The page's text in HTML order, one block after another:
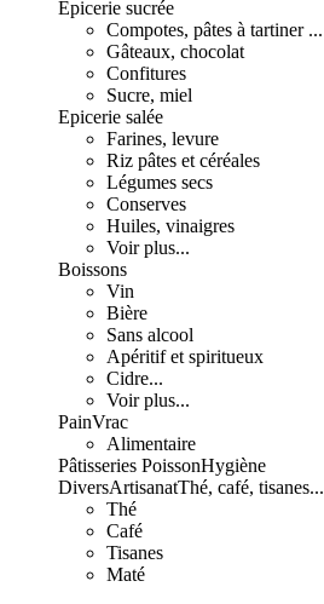
Epicerie sucrée
Compotes, pâtes à tartiner ...
Gâteaux, chocolat
Confitures
Sucre, miel
Epicerie salée
Farines, levure
Riz pâtes et céréales
Légumes secs
Conserves
Huiles, vinaigres
Voir plus...
Boissons
Vin
Bière
Sans alcool
Apéritif et spiritueux
Cidre...
Voir plus...
PainVrac
Alimentaire
Pâtisseries PoissonHygiène
DiversArtisanatThé, café, tisanes...
Thé
Café
Tisanes
Maté